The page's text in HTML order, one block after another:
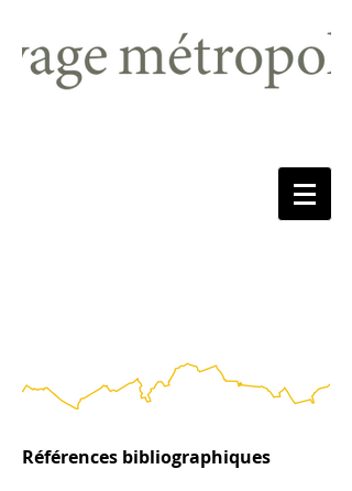
Références bibliographiques